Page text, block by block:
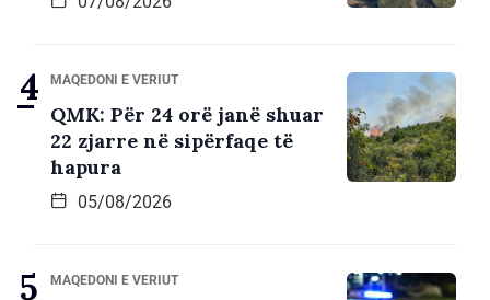
MAQEDONI E VERIUT
QMK: Për 24 orë janë shuar
22 zjarre në sipërfaqe të
hapura
05/08/2026
MAQEDONI E VERIUT